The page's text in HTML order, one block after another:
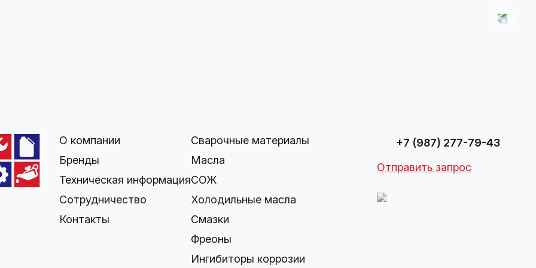
О компании
Бренды
Техническая информация
Сотрудничество
Контакты
Сварочные материалы
Масла
СОЖ
Холодильные масла
Смазки
Фреоны
Ингибиторы коррозии
+7 (987) 277-79-43
Отправить запрос